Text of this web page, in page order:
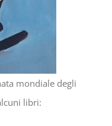
mondiale degli
libri: